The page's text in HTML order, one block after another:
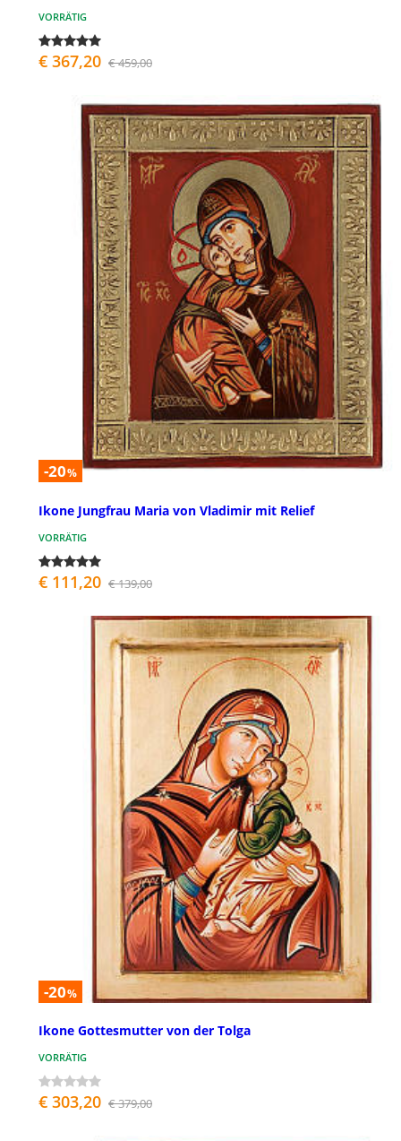
VORRÄTIG
€ 367,20 € 459,00
-20%
Ikone Jungfrau Maria von Vladimir mit Relief
VORRÄTIG
€ 111,20 € 139,00
-20%
Ikone Gottesmutter von der Tolga
VORRÄTIG
€ 303,20 € 379,00